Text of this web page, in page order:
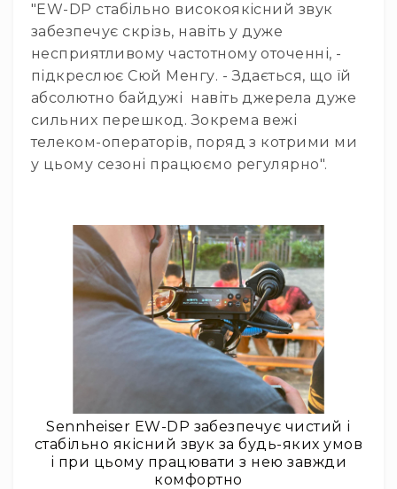
Стаціонарні
Накамерні
Аксесуари
та
компоненти
Програвачі/
ресівери/
ЦАПи
Ресивери
та
програвачі
ЦАПи
та
підсилювачі
Док-
станції
Аксесуари
та
комплектуючі
Світло
Динамічне
"EW-DP стабільно високоякісний звук
забезпечує скрізь, навіть у дуже
несприятливому частотному оточенні, -
підкреслює Сюй Менгу. - Здається, що їй
абсолютно байдужі навіть джерела дуже
сильних перешкод. Зокрема вежі
телеком-операторів, поряд з котрими ми
у цьому сезоні працюємо регулярно".
Sennheiser EW-DP забезпечує чистий і
стабільно якісний звук за будь-яких умов
і при цьому працювати з нею завжди
комфортно